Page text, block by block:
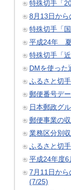
特殊切手「
8月13日から
特殊切手「
平成24年 夏
特殊切手「
DMを使った
ふるさと切
郵便番号デ
日本郵政グ
郵便事業の
業務区分別
ふるさと切
平成24年度6
7月11日から
(7/25)